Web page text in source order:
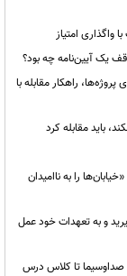
امتیاز
یک آیین‌نامه چه بود؟
راهکار مقابله با
باید مقابله کرد
را به ناامیدان
و به تعهدات خود عمل
صداوسیما تا کلاس درس